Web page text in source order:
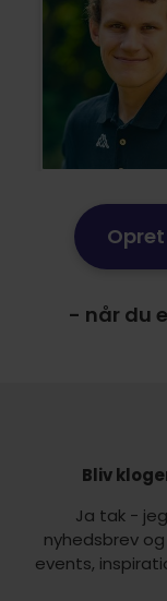
- når du
Bliv
Ja tak -
nyhedsbrev
events,